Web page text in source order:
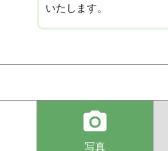
いたします。
camera_alt
写真